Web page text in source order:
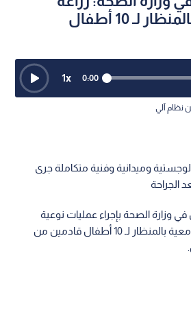
لـ 10 أطفال
0:00
1x
نظام آلي
وميدانية وفنية متكاملة جرى
الجراحة
الصحة بإجراء عمليات نوعية
ودقيقة لزراعة دعامات دمعية بالمنظار لـ 10 أطفال قادمين من